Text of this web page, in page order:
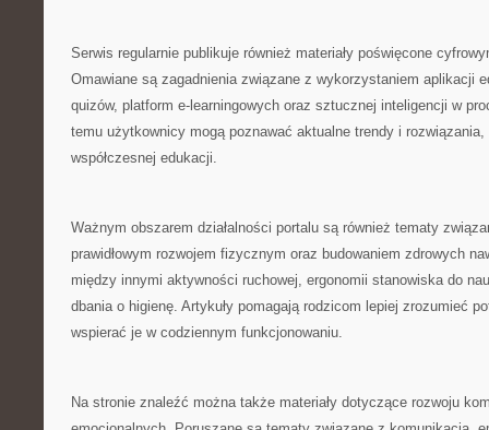
Serwis regularnie publikuje również materiały poświęcone
Omawiane są zagadnienia związane z wykorzystaniem aplikacji
quizów, platform e-learningowych oraz sztucznej inteligencji w
temu użytkownicy mogą poznawać aktualne trendy i rozwiązania,
współczesnej edukacji.
Ważnym obszarem działalności portalu są również tematy
prawidłowym rozwojem fizycznym oraz budowaniem zdrowych
między innymi aktywności ruchowej, ergonomii stanowiska do
dbania o higienę. Artykuły pomagają rodzicom lepiej zrozumieć
wspierać je w codziennym funkcjonowaniu.
Na stronie znaleźć można także materiały dotyczące rozwoju